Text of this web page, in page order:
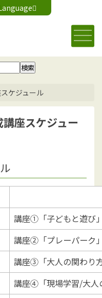
大
Foreign Language
ケジュール
座スケジュー
講座①「子どもと遊び
講座②「プレーパーク
講座③「大人の関わり
講座④「現場学習/大人